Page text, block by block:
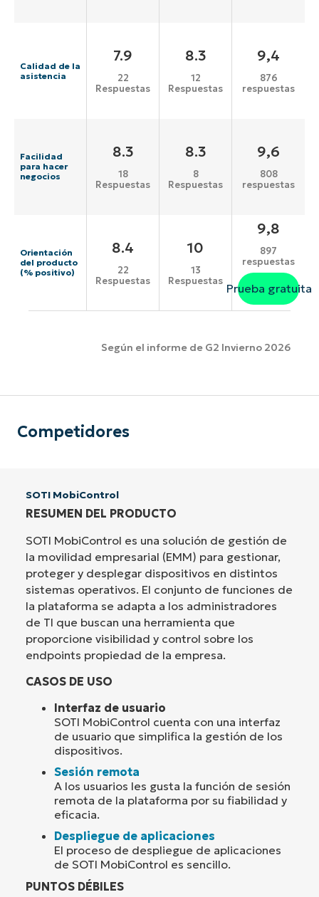
Calidad de la
asistencia
7.9
22
Respuestas
8.3
12
Respuestas
9,4
876
respuestas
Facilidad
para hacer
negocios
8.3
18
Respuestas
8.3
8
Respuestas
9,6
808
respuestas
Orientación
del producto
(% positivo)
8.4
22
Respuestas
10
13
Respuestas
9,8
897
respuestas
Prueba gratuita
Según el informe de G2 Invierno 2026
Competidores
SOTI MobiControl
RESUMEN DEL PRODUCTO
SOTI MobiControl es una solución de gestión de
la movilidad empresarial (EMM) para gestionar,
proteger y desplegar dispositivos en distintos
sistemas operativos. El conjunto de funciones de
la plataforma se adapta a los administradores
de TI que buscan una herramienta que
proporcione visibilidad y control sobre los
endpoints propiedad de la empresa.
CASOS DE USO
Interfaz de usuario
SOTI MobiControl cuenta con una interfaz
de usuario que simplifica la gestión de los
dispositivos.
Sesión remota
A los usuarios les gusta la función de sesión
remota de la plataforma por su fiabilidad y
eficacia.
Despliegue de aplicaciones
El proceso de despliegue de aplicaciones
de SOTI MobiControl es sencillo.
PUNTOS DÉBILES